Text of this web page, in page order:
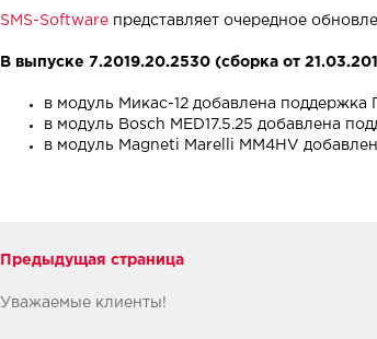
SMS-Software представляет очередное
В выпуске 7.2019.20.2530 (сборка от
в модуль Микас-12 добавлена поддержка
в модуль Bosch MED17.5.25 добавлена
в модуль Magneti Marelli MM4HV
Предыдущая страница
Уважаемые клиенты!